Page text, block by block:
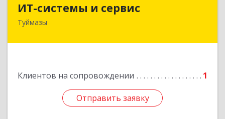
ИТ-системы и сервис
Туймазы
Клиентов на сопровождении 1
Отправить заявку
Подробнее
Отправить заявку